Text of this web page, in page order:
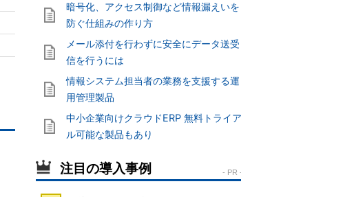
暗号化、アクセス制御など情報漏えいを
防ぐ仕組みの作り方
メール添付を行わずに安全にデータ送受
信を行うには
情報システム担当者の業務を支援する運
用管理製品
中小企業向けクラウドERP 無料トライア
ル可能な製品もあり